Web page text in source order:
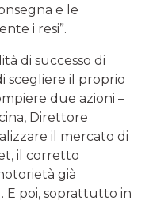
e le
i resi”.
di successo di
scegliere il proprio
due azioni –
Direttore
il mercato di
il corretto
già
E poi, soprattutto in